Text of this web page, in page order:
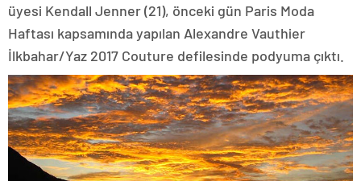
üyesi Kendall Jenner (21), önceki gün Paris Moda
Haftası kapsamında yapılan Alexandre Vauthier
İlkbahar/Yaz 2017 Couture defilesinde podyuma çıktı.